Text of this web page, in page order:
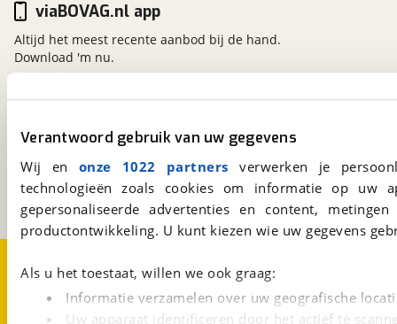
Verantwoord gebruik van uw gegevens
Wij en onze 1022 partners verwerken je
technologieën zoals cookies om informatie op
gepersonaliseerde advertenties en content,
productontwikkeling. U kunt kiezen wie uw gegevens
Als u het toestaat, willen we ook graag:
Informatie verzamelen over uw geografische
Uw apparaat identificeren door het actief te
Kosterijland
3981 AJ
Bunnik
Een initiatief van
BOVAG
viaBOVAG.nl app
Altijd het meest recente aanbod bij de hand.
Download 'm nu.
CookievoorkeurenVacatures